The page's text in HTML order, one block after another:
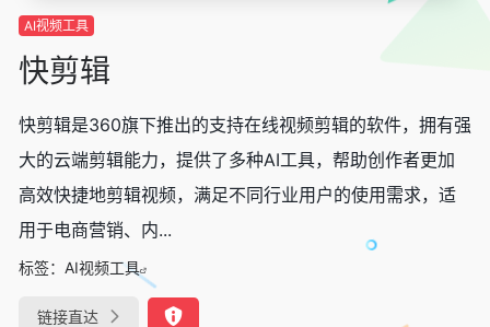
AI视频工具
快剪辑
快剪辑是360旗下推出的支持在线视频剪辑的软件，拥有强
大的云端剪辑能力，提供了多种AI工具，帮助创作者更加
高效快捷地剪辑视频，满足不同行业用户的使用需求，适
用于电商营销、内...
标签： AI视频工具
链接直达